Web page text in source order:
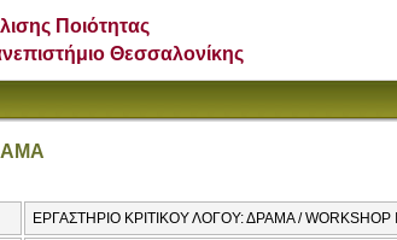
Ποιότητας
Θεσσαλονίκης
ΕΡΓΑΣΤΗΡΙΟ ΚΡΙΤΙΚΟΥ ΛΟΓΟΥ: ΔΡΑΜΑ / WORKSHOP